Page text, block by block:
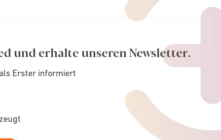
und erhalte unseren Newsletter.
Erster informiert